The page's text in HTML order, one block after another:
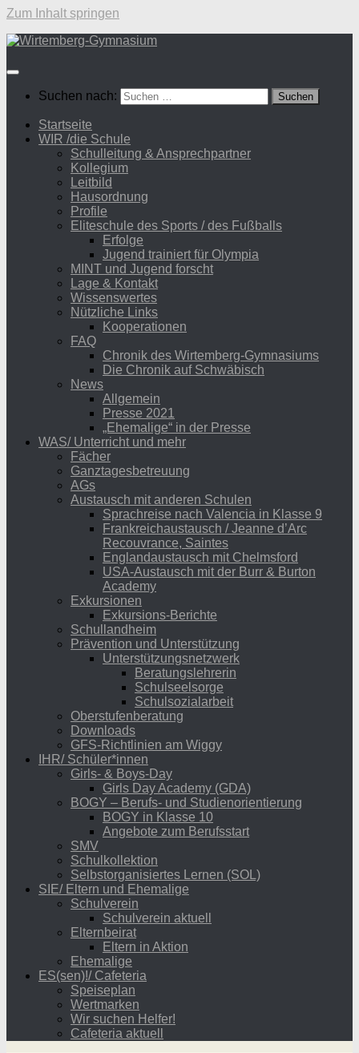
Zum Inhalt springen
Suchen nach:
Startseite
WIR /die Schule
Schulleitung & Ansprechpartner
Kollegium
Leitbild
Hausordnung
Profile
Eliteschule des Sports / des Fußballs
Erfolge
Jugend trainiert für Olympia
MINT und Jugend forscht
Lage & Kontakt
Wissenswertes
Nützliche Links
Kooperationen
FAQ
Chronik des Wirtemberg-Gymnasiums
Die Chronik auf Schwäbisch
News
Allgemein
Presse 2021
„Ehemalige“ in der Presse
WAS/ Unterricht und mehr
Fächer
Ganztagesbetreuung
AGs
Austausch mit anderen Schulen
Sprachreise nach Valencia in Klasse 9
Frankreichaustausch / Jeanne d’Arc
Recouvrance, Saintes
Englandaustausch mit Chelmsford
USA-Austausch mit der Burr & Burton
Academy
Exkursionen
Exkursions-Berichte
Schullandheim
Prävention und Unterstützung
Unterstützungsnetzwerk
Beratungslehrerin
Schulseelsorge
Schulsozialarbeit
Oberstufenberatung
Downloads
GFS-Richtlinien am Wiggy
IHR/ Schüler*innen
Girls- & Boys-Day
Girls Day Academy (GDA)
BOGY – Berufs- und Studienorientierung
BOGY in Klasse 10
Angebote zum Berufsstart
SMV
Schulkollektion
Selbstorganisiertes Lernen (SOL)
SIE/ Eltern und Ehemalige
Schulverein
Schulverein aktuell
Elternbeirat
Eltern in Aktion
Ehemalige
ES(sen)!/ Cafeteria
Speiseplan
Wertmarken
Wir suchen Helfer!
Cafeteria aktuell